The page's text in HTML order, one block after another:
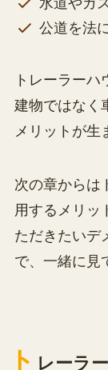
水道やガ
公道を法
トレーラーハ
建物ではなく
メリットが生
次の章からは
用するメリッ
ただきたいデ
で、一緒に見
ト レーラ